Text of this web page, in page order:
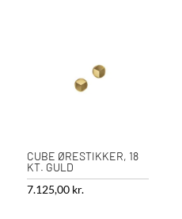
CUBE ØRESTIKKER, 18
KT. GULD
7.125,00 kr.